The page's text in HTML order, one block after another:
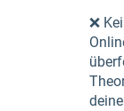
❌